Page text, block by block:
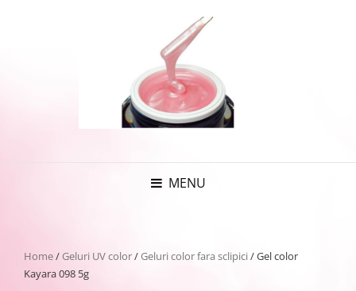
MENU
Home/Geluri UV color/Geluri color fara sclipici/ Gel color
Kayara 098 5g